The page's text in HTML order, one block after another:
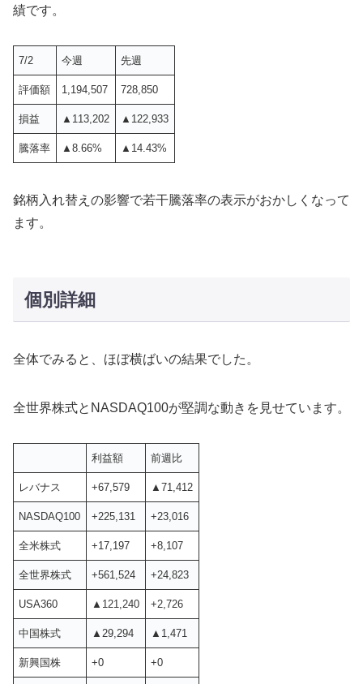
績です。
7/2 今週 先週
評価額 1,194,507 728,850
損益 ▲113,202 ▲122,933
騰落率 ▲8.66% ▲14.43%
銘柄入れ替えの影響で若干騰落率の表示がおかしくなって
ます。
個別詳細
全体でみると、ほぼ横ばいの結果でした。
全世界株式とNASDAQ100が堅調な動きを見せています。
利益額 前週比
レバナス +67,579 ▲71,412
NASDAQ100 +225,131 +23,016
全米株式 +17,197 +8,107
全世界株式 +561,524 +24,823
USA360 ▲121,240 +2,726
中国株式 ▲29,294 ▲1,471
新興国株 +0 +0